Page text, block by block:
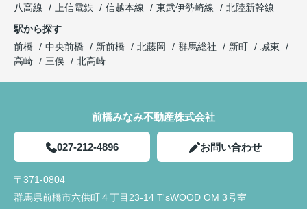
八高線
上信電鉄 信越本線 東武伊勢崎線
北陸新幹線
駅から探す
前橋
中央前橋 新前橋 北藤岡 群馬総社 新町
城東
高崎
三俣 北高崎
前橋みなみ不動産株式会社
027-212-4896 お問い合わせ
〒371-0804
群馬県前橋市六供町４丁目23‐14 T'sWOOD OM 3号室